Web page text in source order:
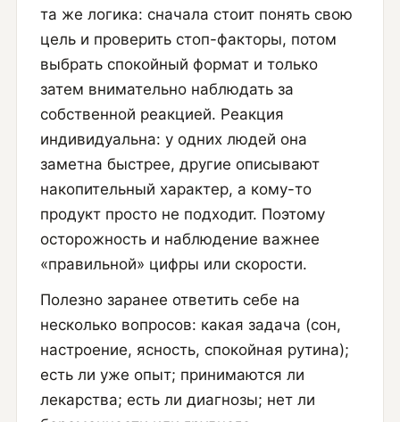
та же логика: сначала стоит понять свою
цель и проверить стоп-факторы, потом
выбрать спокойный формат и только
затем внимательно наблюдать за
собственной реакцией. Реакция
индивидуальна: у одних людей она
заметна быстрее, другие описывают
накопительный характер, а кому-то
продукт просто не подходит. Поэтому
осторожность и наблюдение важнее
«правильной» цифры или скорости.
Полезно заранее ответить себе на
несколько вопросов: какая задача (сон,
настроение, ясность, спокойная рутина);
есть ли уже опыт; принимаются ли
лекарства; есть ли диагнозы; нет ли